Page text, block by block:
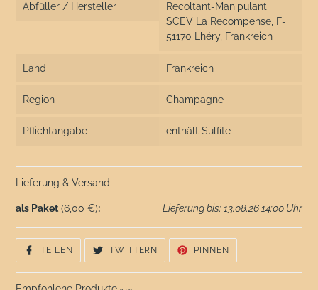
Abfüller / Hersteller
Recoltant-Manipulant
SCEV La Recompense, F-
51170 Lhéry, Frankreich
Land Frankreich
Region Champagne
Pflichtangabe enthält Sulfite
Lieferung & Versand
als Paket (6,00 €): Lieferung bis: 13.08.26 14:00 Uhr
TEILENAUF
FACEBOOK
TEILEN
TWITTERN
TWITTER
TWITTERN
PINNEN
PINNEN